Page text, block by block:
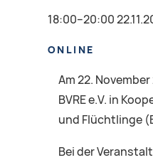
18:00–20:00
ONLINE
Am 22.
BVRE e.V. in
und Flüchtlinge
Bei der